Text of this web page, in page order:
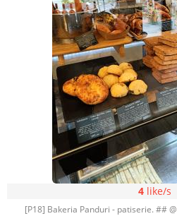
4like/s
[P18] Bakeria Panduri - patiserie. ## @